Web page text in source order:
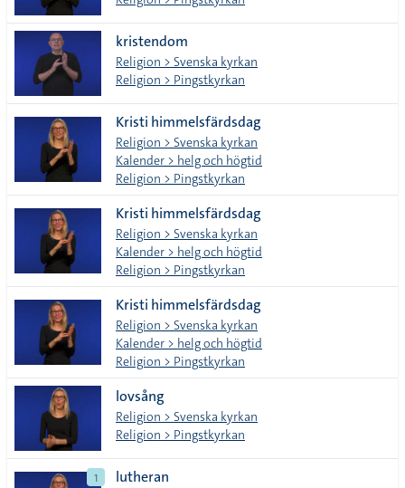
kristendom
Religion > Svenska kyrkan
Religion > Pingstkyrkan
Kristi himmelsfärdsdag
Religion > Svenska kyrkan
Kalender > helg och högtid
Religion > Pingstkyrkan
Kristi himmelsfärdsdag
Religion > Svenska kyrkan
Kalender > helg och högtid
Religion > Pingstkyrkan
Kristi himmelsfärdsdag
Religion > Svenska kyrkan
Kalender > helg och högtid
Religion > Pingstkyrkan
lovsång
Religion > Svenska kyrkan
Religion > Pingstkyrkan
1 lutheran